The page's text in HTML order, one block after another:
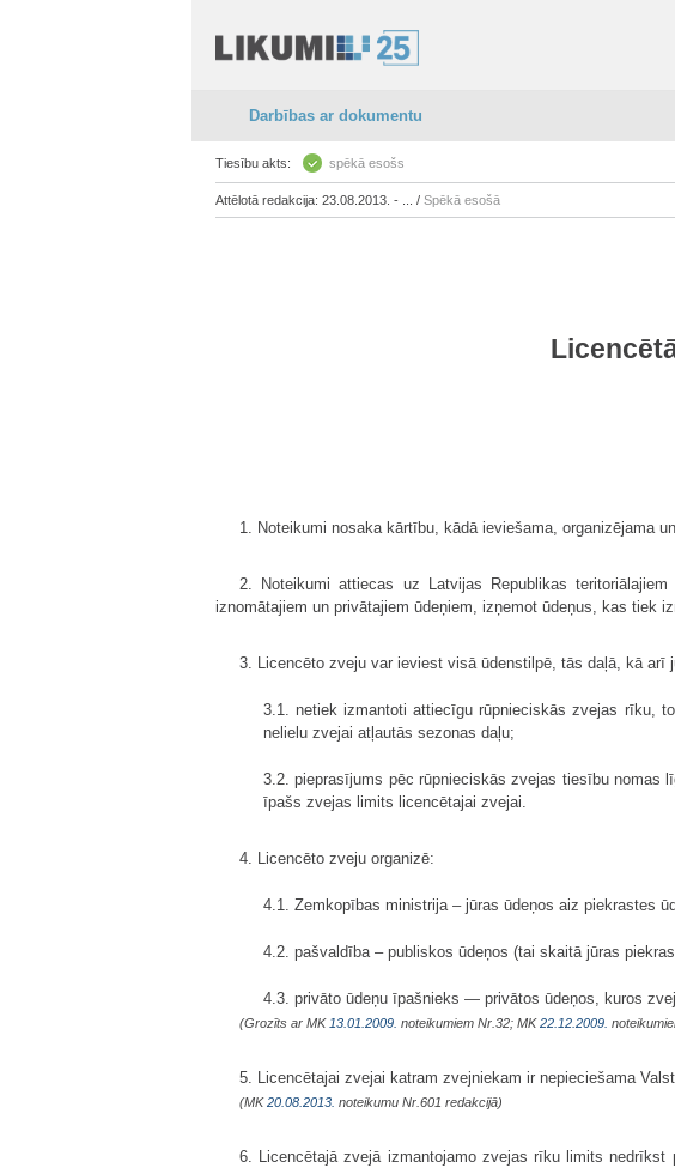
Darbības ar dokumentu
Tiesību akts: spēkā esošs
Attēlotā redakcija: 23.08.2013. - ... / Spēkā esošā
1. Noteikumi nosaka kārtību, kādā ieviešama, organizējama
2. Noteikumi attiecas uz Latvijas Republikas
iznomātajiem un privātajiem ūdeņiem, izņemot ūdeņus, kas tiek
3. Licencēto zveju var ieviest visā ūdenstilpē, tās daļā, kā arī
3.1. netiek izmantoti attiecīgu rūpnieciskās zvejas rīku,
nelielu zvejai atļautās sezonas daļu;
3.2. pieprasījums pēc rūpnieciskās zvejas tiesību nomas
īpašs zvejas limits licencētajai zvejai.
4. Licencēto zveju organizē:
4.1. Zemkopības ministrija – jūras ūdeņos aiz piekrastes
4.2. pašvaldība – publiskos ūdeņos (tai skaitā jūras
4.3. privāto ūdeņu īpašnieks — privātos ūdeņos, kuros
(Grozīts ar MK 13.01.2009. noteikumiem Nr.32; MK22.12.2009.
5. Licencētajai zvejai katram zvejniekam ir nepieciešama
(MK20.08.2013. noteikumu Nr.601 redakcijā)
6. Licencētajā zvejā izmantojamo zvejas rīku limits